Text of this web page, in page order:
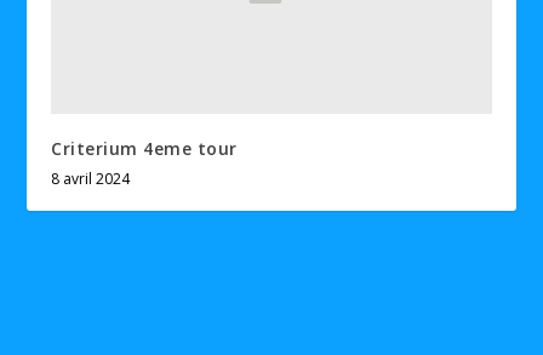
Criterium 4eme tour
8 avril 2024